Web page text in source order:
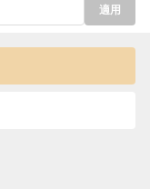
適用